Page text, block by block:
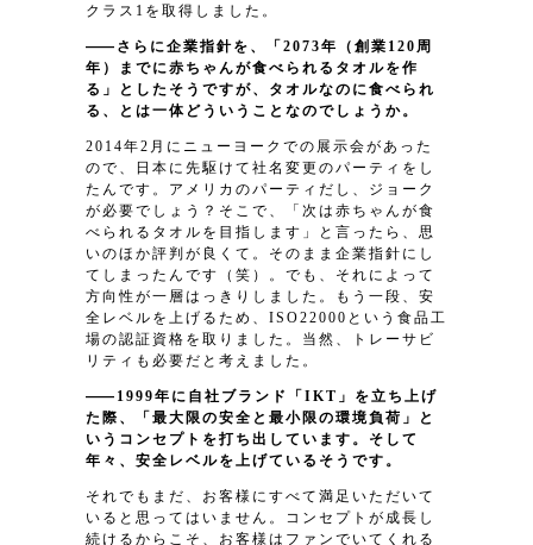
クラス1を取得しました。
さらに企業指針を、「2073年（創業120周
年）までに赤ちゃんが食べられるタオルを作
る」としたそうですが、タオルなのに食べられ
る、とは一体どういうことなのでしょうか。
2014年2月にニューヨークでの展示会があった
ので、日本に先駆けて社名変更のパーティをし
たんです。アメリカのパーティだし、ジョーク
が必要でしょう？そこで、「次は赤ちゃんが食
べられるタオルを目指します」と言ったら、思
いのほか評判が良くて。そのまま企業指針にし
てしまったんです（笑）。でも、それによって
方向性が一層はっきりしました。もう一段、安
全レベルを上げるため、ISO22000という食品工
場の認証資格を取りました。当然、トレーサビ
リティも必要だと考えました。
1999年に自社ブランド「IKT」を立ち上げ
た際、「最大限の安全と最小限の環境負荷」と
いうコンセプトを打ち出しています。そして
年々、安全レベルを上げているそうです。
それでもまだ、お客様にすべて満足いただいて
いると思ってはいません。コンセプトが成長し
続けるからこそ、お客様はファンでいてくれる